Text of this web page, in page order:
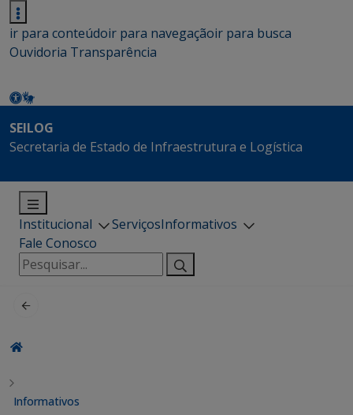
ir para conteúdoir para navegaçãoir para busca
Ouvidoria Transparência
SEILOG
Secretaria de Estado de Infraestrutura e Logística
Institucional ServiçosInformativos
Fale Conosco
Pesquisar
por:
Informativos